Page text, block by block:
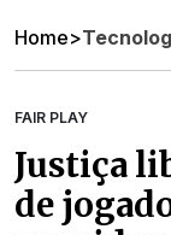
Home>
FAIR PLAY
Justiça
de